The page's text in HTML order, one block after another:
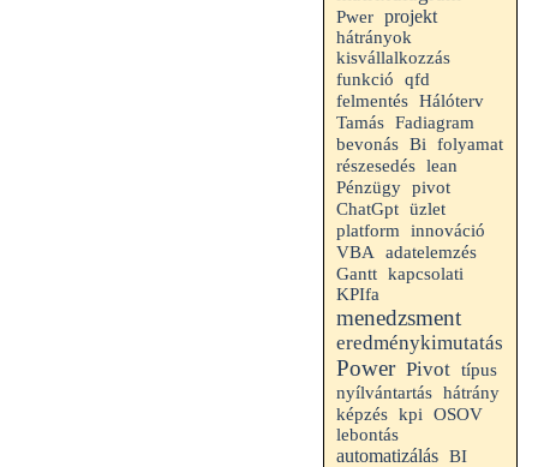
Pwer projekt
hátrányok
kisvállalkozzás
funkció
qfd
felmentés Hálóterv
Tamás Fadiagram
bevonás Bi folyamat
részesedés lean
Pénzügy pivot
ChatGpt üzlet
platform
innováció
VBA adatelemzés
Gantt kapcsolati
KPIfa
menedzsment
eredménykimutatás
Power Pivot típus
nyílvántartás hátrány
képzés kpi
OSOV
lebontás
automatizálás BI